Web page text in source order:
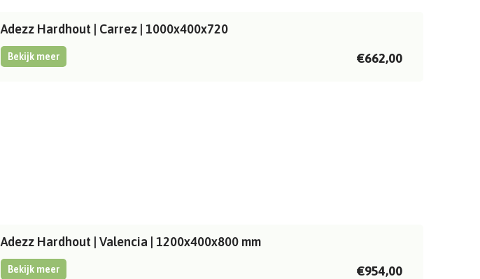
Adezz Hardhout | Carrez | 1000x400x720
Bekijk meer €662,00
Adezz Hardhout | Valencia | 1200x400x800 mm
Bekijk meer €954,00